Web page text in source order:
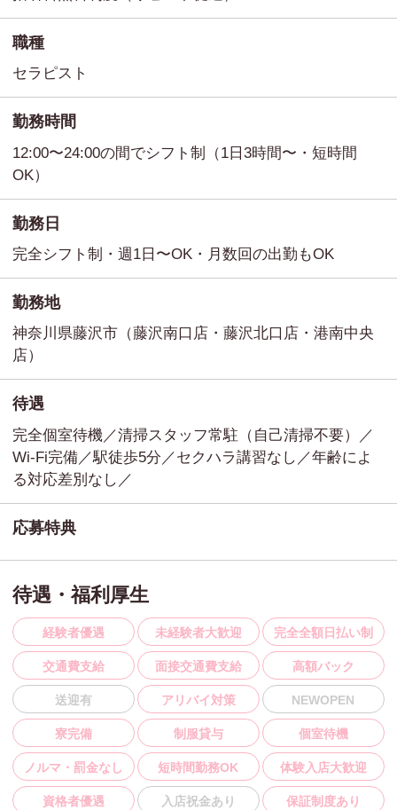
職種
セラピスト
勤務時間
12:00〜24:00の間でシフト制（1日3時間〜・短時間
OK）
勤務日
完全シフト制・週1日〜OK・月数回の出勤もOK
勤務地
神奈川県藤沢市（藤沢南口店・藤沢北口店・港南中央
店）
待遇
完全個室待機／清掃スタッフ常駐（自己清掃不要）／
Wi-Fi完備／駅徒歩5分／セクハラ講習なし／年齢によ
る対応差別なし／
応募特典
待遇・福利厚生
経験者優遇 未経験者大歓迎 完全全額日払い制
交通費支給 面接交通費支給 高額バック
送迎有 アリバイ対策 NEWOPEN
寮完備 制服貸与 個室待機
ノルマ・罰金なし 短時間勤務OK 体験入店大歓迎
資格者優遇 入店祝金あり 保証制度あり